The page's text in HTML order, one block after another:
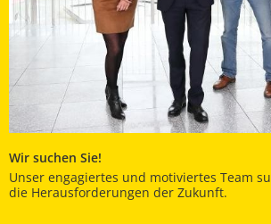
Wir suchen Sie!
Unser engagiertes und motiviertes Team
die Herausforderungen der Zukunft.